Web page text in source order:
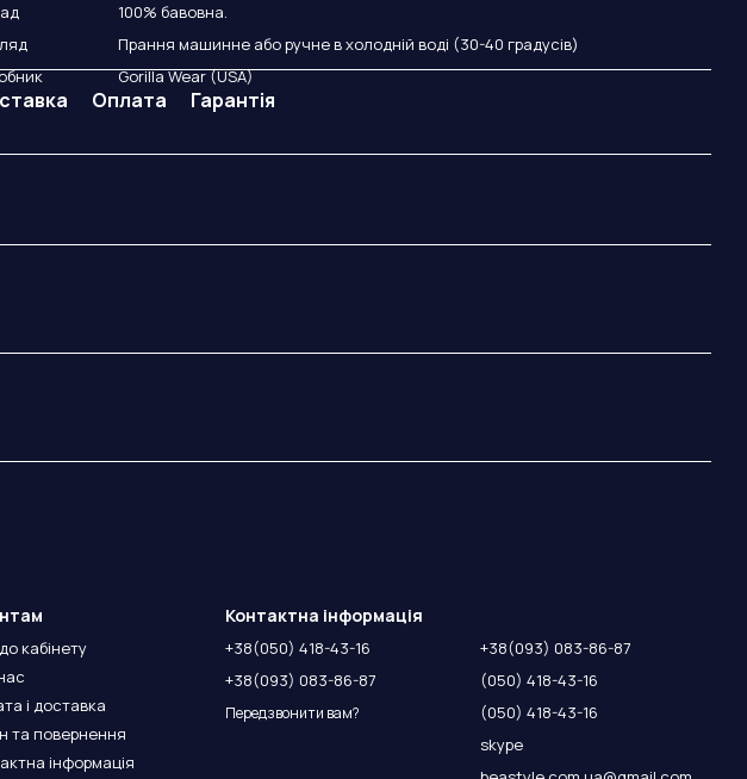
100% бавовна.
Прання машинне або ручне в холодній воді (30-40 градусів)
Gorilla Wear (USA)
Оплата Гарантія
кабінету
і доставка
та повернення
інформація
Контактна інформація
+38(050) 418-43-16
+38(093) 083-86-87
Передзвонити вам?
+38(093) 083-86-87
(050) 418-43-16
(050) 418-43-16
skype